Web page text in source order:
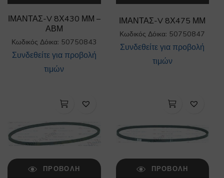
ΙΜΑΝΤΑΣ-V 8Χ430 ΜΜ –
ΑΒΜ
Κωδικός Δόικα: 50750843
Συνδεθείτε για προβολή
τιμών
ΙΜΑΝΤΑΣ-V 8Χ475 ΜΜ
Κωδικός Δόικα: 50750847
Συνδεθείτε για προβολή
τιμών
ΠΡΟΒΟΛΉ ΠΡΟΒΟΛΉ